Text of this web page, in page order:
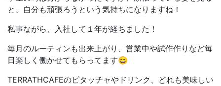
と、自分も頑張ろうという気持ちになりますね！
私事ながら、入社して１年が経ちました！
毎月のルーティンも出来上がり、営業中や試作作りなど毎
日楽しく働かせてもらってます😄
TERRATHCAFEのピタッチャやドリンク、どれも美味しい